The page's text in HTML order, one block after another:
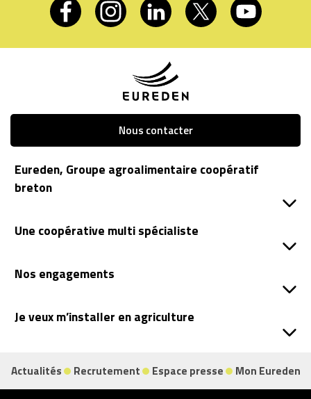
Nous contacter
Eureden, Groupe agroalimentaire coopératif
breton
Une coopérative multi spécialiste
Nos engagements
Je veux m’installer en agriculture
Actualités Recrutement Espace presse Mon Eureden